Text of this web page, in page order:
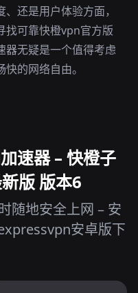
还是用户体验方面，
找可靠快橙vpn官方版
器无疑是一个值得考虑
的网络自由。
速器 – 快橙子
版 版本6
随地安全上网 – 安
安卓版下